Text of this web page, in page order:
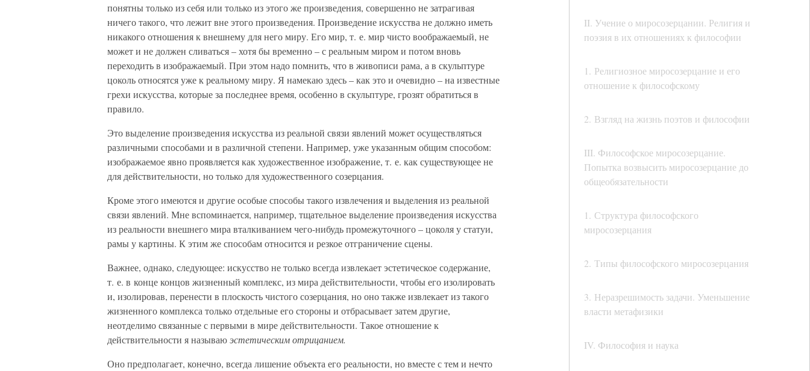
II. Учение о миросозерцании. Религия и
поэзия в их отношениях к философии
1. Религиозное миросозерцание и его
отношение к философскому
2. Взгляд на жизнь поэтов и философии
III. Философское миросозерцание.
Попытка возвысить миросозерцание до
общеобязательности
1. Структура философского
миросозерцания
2. Типы философского миросозерцания
3. Неразрешимость задачи. Уменьшение
власти метафизики
IV. Философия и наука
понятны только из себя или только из этого же произведения, совершенно не затрагивая
ничего такого, что лежит вне этого произведения. Произведение искусства не должно иметь
никакого отношения к внешнему для него миру. Его мир, т. е. мир чисто воображаемый, не
может и не должен сливаться – хотя бы временно – с реальным миром и потом вновь
переходить в изображаемый. При этом надо помнить, что в живописи рама, а в скульптуре
цоколь относятся уже к реальному миру. Я намекаю здесь – как это и очевидно – на известные
грехи искусства, которые за последнее время, особенно в скульптуре, грозят обратиться в
правило.
Это выделение произведения искусства из реальной связи явлений может осуществляться
различными способами и в различной степени. Например, уже указанным общим способом:
изображаемое явно проявляется как художественное изображение, т. е. как существующее не
для действительности, но только для художественного созерцания.
Кроме этого имеются и другие особые способы такого извлечения и выделения из реальной
связи явлений. Мне вспоминается, например, тщательное выделение произведения искусства
из реальности внешнего мира вталкиванием чего-нибудь промежуточного – цоколя у статуи,
рамы у картины. К этим же способам относится и резкое отграничение сцены.
Важнее, однако, следующее: искусство не только всегда извлекает эстетическое содержание,
т. е. в конце концов жизненный комплекс, из мира действительности, чтобы его изолировать
и, изолировав, перенести в плоскость чистого созерцания, но оно также извлекает из такого
жизненного комплекса только отдельные его стороны и отбрасывает затем другие,
неотделимо связанные с первыми в мире действительности. Такое отношение к
действительности я называюэстетическим отрицанием.
Оно предполагает, конечно, всегда лишение объекта его реальности, но вместе с тем и нечто